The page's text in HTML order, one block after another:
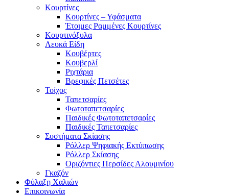
Κουρτίνες
Κουρτίνες – Υφάσματα
Έτοιμες Ραμμένες Κουρτίνες
Κουρτινόξυλα
Λευκά Είδη
Κουβέρτες
Κουβερλί
Ριχτάρια
Βρεφικές Πετσέτες
Τοίχος
Ταπετσαρίες
Φωτοταπετσαρίες
Παιδικές Φωτοταπετσαρίες
Παιδικές Ταπετσαρίες
Συστήματα Σκίασης
Ρόλλερ Ψηφιακής Εκτύπωσης
Ρόλλερ Σκίασης
Οριζόντιες Περσίδες Αλουμινίου
Γκαζόν
Φύλαξη Χαλιών
Επικοινωνία